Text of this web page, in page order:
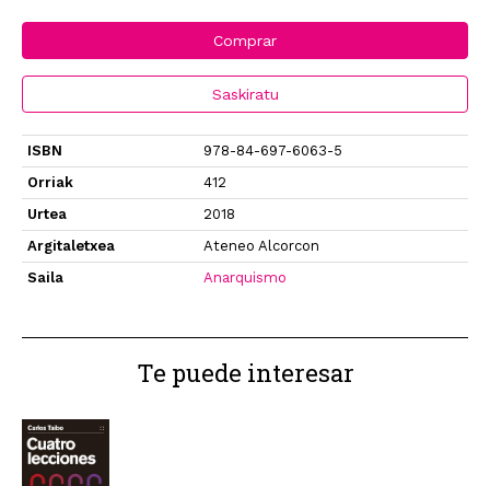
Comprar
Saskiratu
ISBN
978-84-697-6063-5
Orriak
412
Urtea
2018
Argitaletxea
Ateneo Alcorcon
Saila
Anarquismo
Te puede interesar